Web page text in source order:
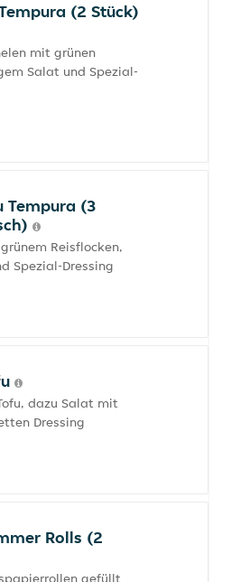
(2 Stück)
mit grünen
Salat und Spezial-
Tempura (3
Reisflocken,
Spezial-Dressing
dazu Salat mit
Dressing
Rolls (2
gefüllt